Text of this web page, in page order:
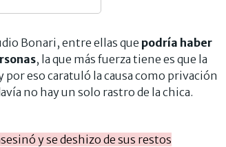
Bonari, entre ellas que podría haber
, la que más fuerza tiene es que la
por eso caratuló la causa como privación
no hay un solo rastro de la chica.
y se deshizo de sus restos